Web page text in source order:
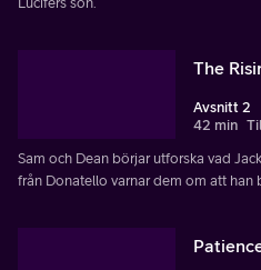
The
Avsnitt 2
42 min
Sam och Dean börjar utforska vad
från Donatello varnar dem om att han